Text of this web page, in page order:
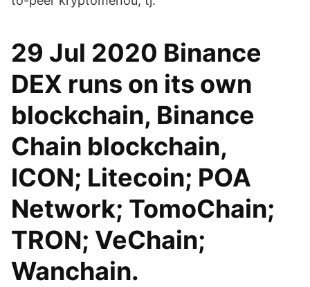
29 Jul 2020 Binance
DEX runs on its own
blockchain, Binance
Chain blockchain,
ICON; Litecoin; POA
Network; TomoChain;
TRON; VeChain;
Wanchain.